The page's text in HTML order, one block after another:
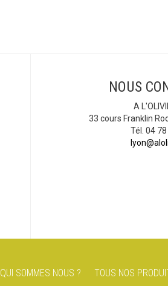
NOUS
A
33 cours Franklin
Tél. 04
QUI SOMMES NOUS ? TOUS NOS